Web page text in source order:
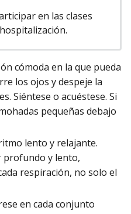
en las clases
cómoda en la que pueda
los ojos y despeje la
Siéntese o acuéstese. Si
pequeñas debajo
lento y relajante.
profundo y lento,
respiración, no solo el
en cada conjunto